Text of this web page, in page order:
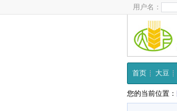
用户名：
首页 大豆
您的当前位置：